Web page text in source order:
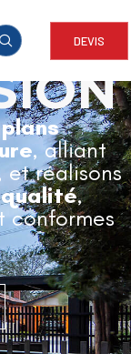
DEVIS
plans
, alliant
réalisons
,
conformes